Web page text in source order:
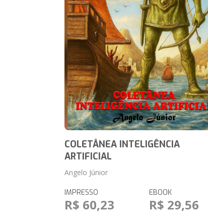
COLETÂNEA INTELIGÊNCIA
ARTIFICIAL
Angelo Júnior
IMPRESSO
R$ 60,23
EBOOK
R$ 29,56